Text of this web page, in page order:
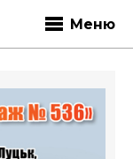
Меню